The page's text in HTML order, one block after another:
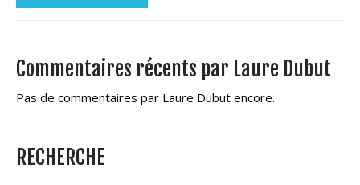
Commentaires récents par Laure Dubut
Pas de commentaires par Laure Dubut encore.
RECHERCHE